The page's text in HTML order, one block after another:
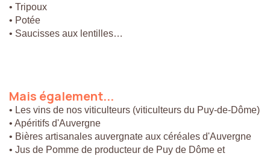
• Tripoux
• Potée
• Saucisses aux lentilles…
Mais également...
• Les vins de nos viticulteurs (viticulteurs du Puy-de-Dôme)
• Apéritifs d'Auvergne
• Bières artisanales auvergnate aux céréales d'Auvergne
• Jus de Pomme de producteur de Puy de Dôme et